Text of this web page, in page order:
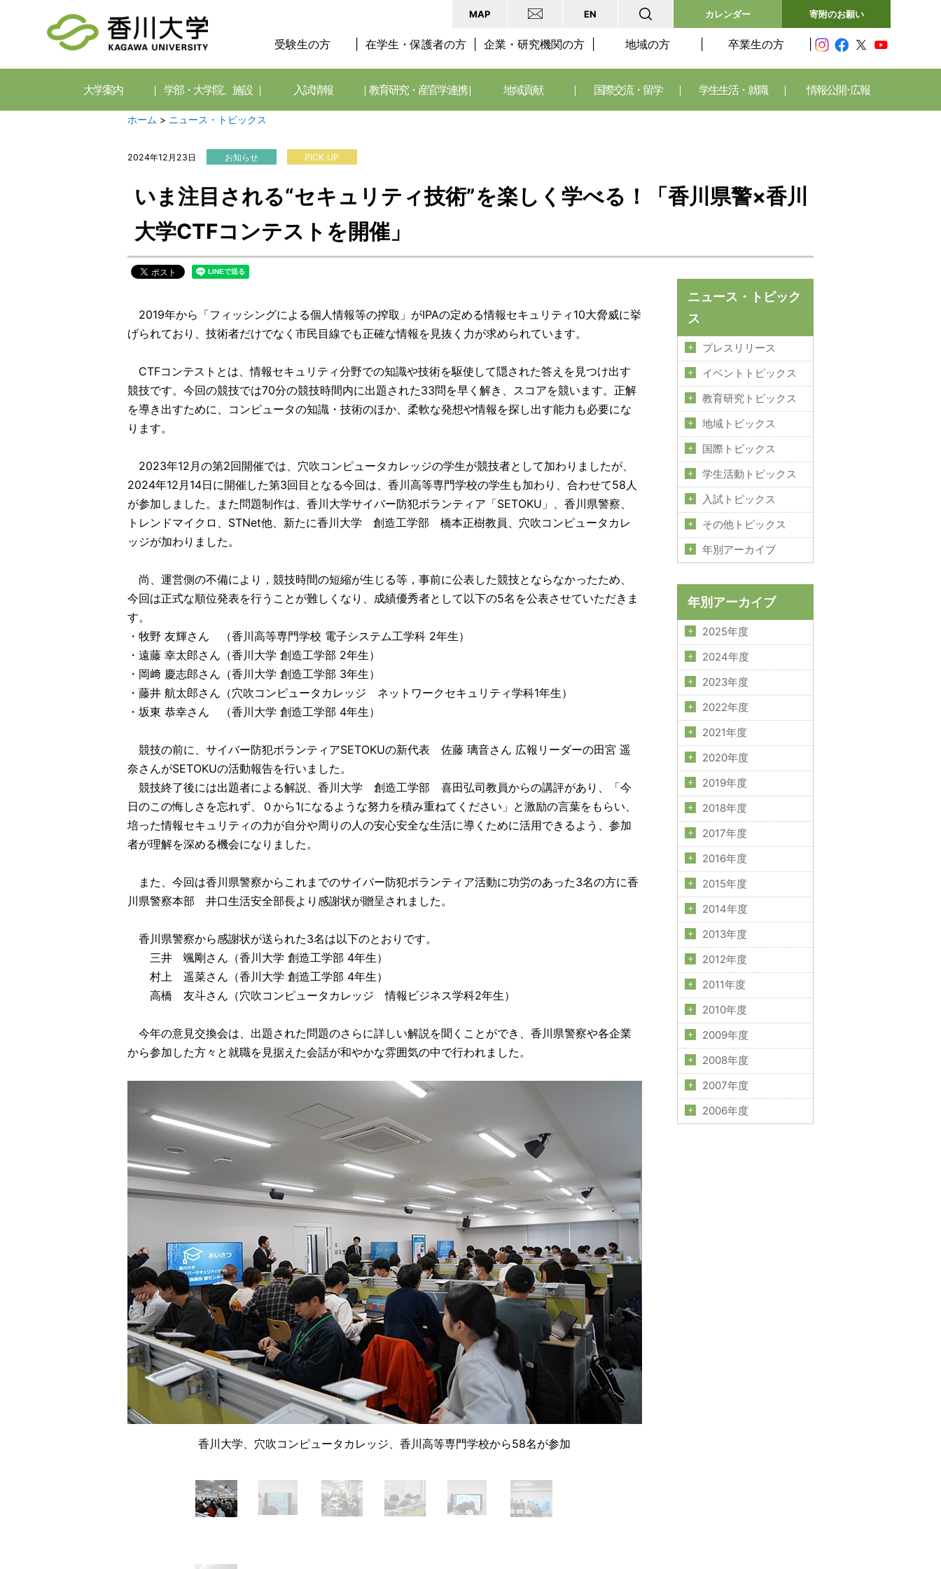
MAP EN カレンダー 寄附のお願い
受験生の方 在学生・保護者の方 企業・研究機関の方 地域の方 卒業生の方
大学案内 学部・大学院、施設 入試情報 教育研究・産官学連携 地域貢献 国際交流・留学 学生生活・就職 情報公開･広報
ホーム > ニュース・トピックス
2024年12月23日 お知らせ PICK UP
いま注目される“セキュリティ技術”を楽しく学べる！「香川県警×香川
大学CTFコンテストを開催」
2019年から「フィッシングによる個人情報等の搾取」がIPAの定める情報セキュリティ10大脅威に挙
げられており、技術者だけでなく市民目線でも正確な情報を見抜く力が求められています。
CTFコンテストとは、情報セキュリティ分野での知識や技術を駆使して隠された答えを見つけ出す
競技です。今回の競技では70分の競技時間内に出題された33問を早く解き、スコアを競います。正解
を導き出すために、コンピュータの知識・技術のほか、柔軟な発想や情報を探し出す能力も必要にな
ります。
2023年12月の第2回開催では、穴吹コンピュータカレッジの学生が競技者として加わりましたが、
2024年12月14日に開催した第3回目となる今回は、香川高等専門学校の学生も加わり、合わせて58人
が参加しました。また問題制作は、香川大学サイバー防犯ボランティア「SETOKU」、香川県警察、
トレンドマイクロ、STNet他、新たに香川大学 創造工学部 橋本正樹教員、穴吹コンピュータカレ
ッジが加わりました。
尚、運営側の不備により，競技時間の短縮が生じる等，事前に公表した競技とならなかったため、
今回は正式な順位発表を行うことが難しくなり、成績優秀者として以下の5名を公表させていただきま
す。
・牧野 友輝さん （香川高等専門学校 電子システム工学科 2年生）
・遠藤 幸太郎さん（香川大学 創造工学部 2年生）
・岡﨑 慶志郎さん（香川大学 創造工学部 3年生）
・藤井 航太郎さん（穴吹コンピュータカレッジ ネットワークセキュリティ学科1年生）
・坂東 恭幸さん （香川大学 創造工学部 4年生）
競技の前に、サイバー防犯ボランティアSETOKUの新代表 佐藤 璃音さん 広報リーダーの田宮 遥
奈さんがSETOKUの活動報告を行いました。
競技終了後には出題者による解説、香川大学 創造工学部 喜田弘司教員からの講評があり、「今
日のこの悔しさを忘れず、０から1になるような努力を積み重ねてください」と激励の言葉をもらい、
培った情報セキュリティの力が自分や周りの人の安心安全な生活に導くために活用できるよう、参加
者が理解を深める機会になりました。
また、今回は香川県警察からこれまでのサイバー防犯ボランティア活動に功労のあった3名の方に香
川県警察本部 井口生活安全部長より感謝状が贈呈されました。
香川県警察から感謝状が送られた3名は以下のとおりです。
三井 颯剛さん（香川大学 創造工学部 4年生）
村上 遥菜さん（香川大学 創造工学部 4年生）
高橋 友斗さん（穴吹コンピュータカレッジ 情報ビジネス学科2年生）
今年の意見交換会は、出題された問題のさらに詳しい解説を聞くことができ、香川県警察や各企業
から参加した方々と就職を見据えた会話が和やかな雰囲気の中で行われました。
香川大学、穴吹コンピュータカレッジ、香川高等専門学校から58名が参加
ニュース・トピック
ス
プレスリリース
イベントトピックス
教育研究トピックス
地域トピックス
国際トピックス
学生活動トピックス
入試トピックス
その他トピックス
年別アーカイブ
年別アーカイブ
2025年度
2024年度
2023年度
2022年度
2021年度
2020年度
2019年度
2018年度
2017年度
2016年度
2015年度
2014年度
2013年度
2012年度
2011年度
2010年度
2009年度
2008年度
2007年度
2006年度